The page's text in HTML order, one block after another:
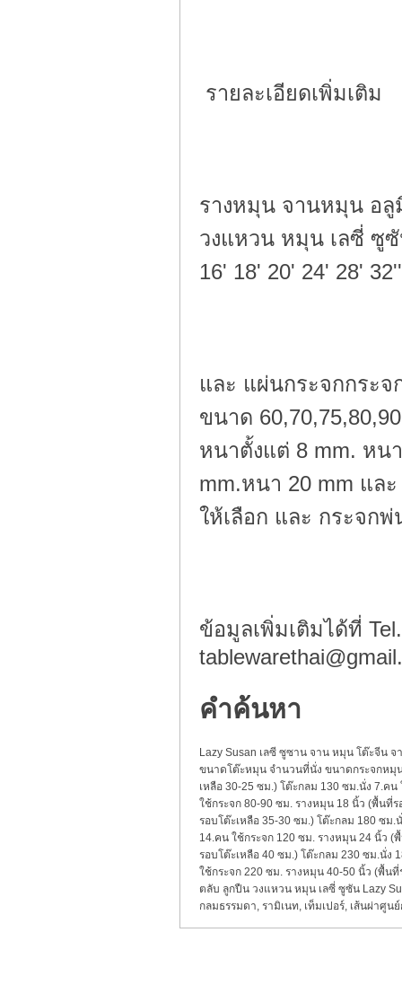
รายละเอียดเพิ่มเติม
รางหมุน จานหมุน อ
วงแหวน หมุน เลซี่ ซู
16' 18' 20' 24' 28'
และ แผ่นกระจกกระจ
ขนาด
หนาตั้งแต่ 8 mm. หน
mm.หนา 20 mm แล
ให้เลือก และ กระจก
ข้อมูลเพิ่มเติมได้ที่
คำค้นหา
Lazy Susan เลซี ซูซาน จาน หมุน โต๊ะจีน
ขนาดโต๊ะหมุน จำนวนที่นั่ง ขนาดกระจกหมุ
เหลือ 30-25 ซม.) โต๊ะกลม 130 ซม.นั่ง 7.ค
ใช้กระจก 80-90 ซม. รางหมุน 18 นิ้ว (พื้นที่
รอบโต๊ะเหลือ 35-30 ซม.) โต๊ะกลม 180 ซม
14.คน ใช้กระจก 120 ซม. รางหมุน 24 นิ้ว
รอบโต๊ะเหลือ 40 ซม.) โต๊ะกลม 230 ซม.นั่ง
ใช้กระจก 220 ซม. รางหมุน 40-50 นิ้ว (พื้น
ตลับ ลูกปืน วงแหวน หมุน เลซี่ ซูซัน Lazy
กลมธรรมดา รามิเนท เท็มเปอร์ เส้นผ่าศูน